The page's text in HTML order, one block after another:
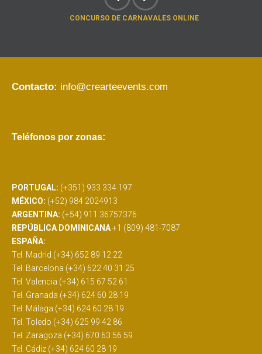
CONCURSO DE CARNAVALES ONLINE
Contacto: info@crearteevents.com
Teléfonos por zonas:
PORTUGAL: (+351) 933 334 197
MÉXICO: (+52) 984 2024913
ARGENTINA: (+54) 911 36757376
REPÚBLICA DOMINICANA+1 (809) 481-7087
ESPAÑA:
Tel. Madrid (+34) 652 89 12 22
Tel. Barcelona (+34) 622 40 31 25
Tel. Valencia (+34) 615 67 52 61
Tel. Granada (+34) 624 60 28 19
Tel. Málaga (+34) 624 60 28 19
Tel. Toledo (+34) 625 99 42 86
Tel. Zaragoza (+34) 670 63 56 59
Tel. Cádiz (+34) 624 60 28 19